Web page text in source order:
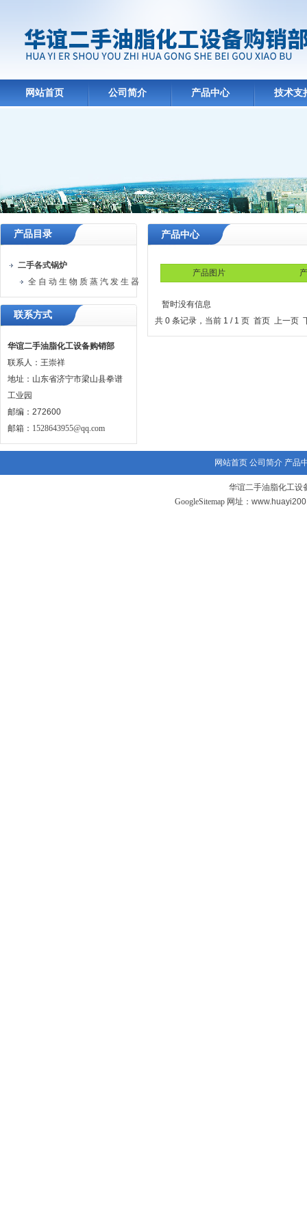
网站首页 公司简介 产品中心 技术支
产品目录
二手各式锅炉
全 自 动 生 物 质 蒸 汽 发 生 器
联系方式
华谊二手油脂化工设备购销部
联系人：王崇祥
地址：山东省济宁市梁山县拳谱
工业园
邮编：272600
邮箱： 1528643955@qq.com
产品中心
产品图片
暂时没有信息
共 0 条记录，当前 1 / 1 页 首页 上一页
网站首页 公司简介 产品
华谊二手油脂化工设
GoogleSitemap 网址：